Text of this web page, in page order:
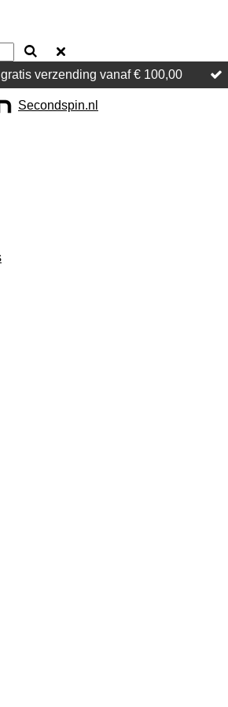
gratis verzending vanaf € 100,00
Secondspin.nl